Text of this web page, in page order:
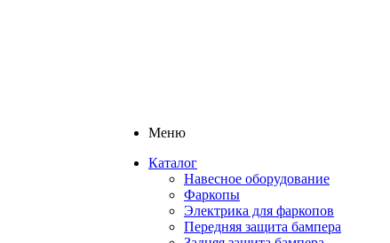
Меню
Каталог
Навесное оборудование
Фаркопы
Электрика для фаркопов
Передняя защита бампера